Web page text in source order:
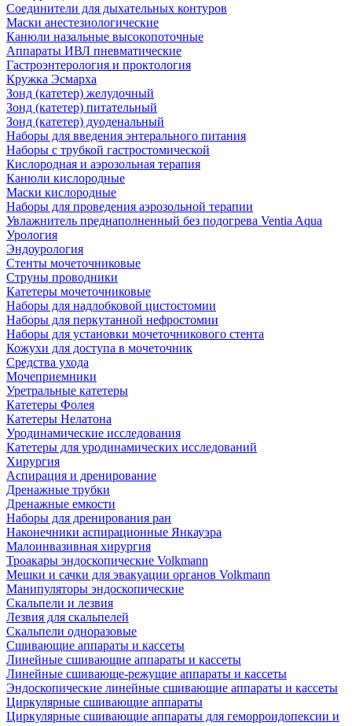
Соединители для дыхательных контуров
Маски анестезиологические
Канюли назальные высокопоточные
Аппараты ИВЛ пневматические
Гастроэнтерология и проктология
Кружка Эсмарха
Зонд (катетер) желудочный
Зонд (катетер) питательный
Зонд (катетер) дуоденальный
Наборы для введения энтерального питания
Наборы с трубкой гастростомической
Кислородная и аэрозольная терапия
Канюли кислородные
Маски кислородные
Наборы для проведения аэрозольной терапии
Увлажнитель преднаполненный без подогрева Ventia Aqua
Урология
Эндоурология
Стенты мочеточниковые
Струны проводники
Катетеры мочеточниковые
Наборы для надлобковой цистостомии
Наборы для перкутанной нефростомии
Наборы для установки мочеточникового стента
Кожухи для доступа в мочеточник
Средства ухода
Мочеприемники
Уретральные катетеры
Катетеры Фолея
Катетеры Нелатона
Уродинамические исследования
Катетеры для уродинамических исследований
Хирургия
Аспирация и дренирование
Дренажные трубки
Дренажные емкости
Наборы для дренирования ран
Наконечники аспирационные Янкауэра
Малоинвазивная хирургия
Троакары эндоскопические Volkmann
Мешки и сачки для эвакуации органов Volkmann
Манипуляторы эндоскопические
Скальпели и лезвия
Лезвия для скальпелей
Скальпели одноразовые
Сшивающие аппараты и кассеты
Линейные сшивающие аппараты и кассеты
Линейные сшивающе-режущие аппараты и кассеты
Эндоскопические линейные сшивающие аппараты и кассеты
Циркулярные сшивающие аппараты
Циркулярные сшивающие аппараты для геморроидопексии и